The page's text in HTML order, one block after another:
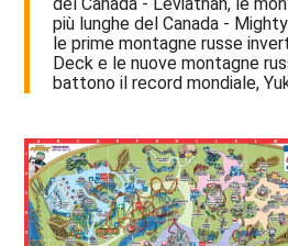
più lunghe del Canada -
le prime montagne russe
Deck e le nuove montagne
battono il record mondiale,